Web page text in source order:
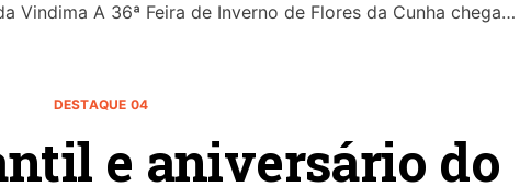
Vindima A 36ª Feira de Inverno de Flores da Cunha chega…
DESTAQUE 04
e aniversário do